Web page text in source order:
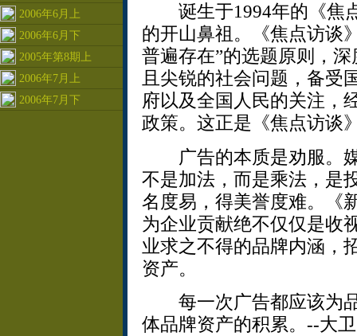
2006年6月上
2006年6月下
2005年第8期上
2006年7月上
2006年7月下
诞生于1994年的《焦
的开山鼻祖。《焦点访谈
普遍存在”的选题原则，
且尖锐的社会问题，备受
府以及全国人民的关注，
政策。这正是《焦点访谈
广告的本质是劝服。媒
不是加法，而是乘法，是
名度易，得美誉度难。《
为企业贡献绝不仅仅是收
业求之不得的品牌内涵，
资产。
每一次广告都应该为品
体品牌资产的积累。--大